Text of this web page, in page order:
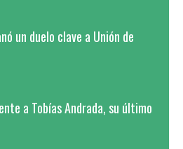
un duelo clave a Unión de
a Tobías Andrada, su último